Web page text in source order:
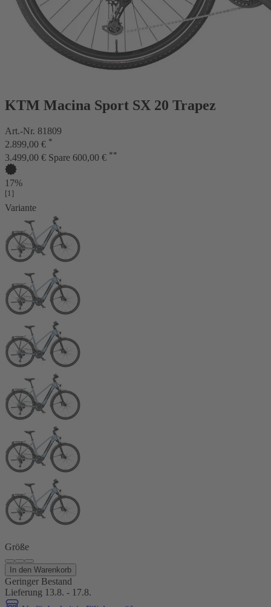
KTM Macina Sport SX 20 Trapez
Art.-Nr. 81809
2.899,00 € *
3.499,00 € Spare 600,00 € **
17%
[1]
Variante
Größe
In den Warenkorb
Geringer Bestand
Lieferung 13.8. - 17.8.